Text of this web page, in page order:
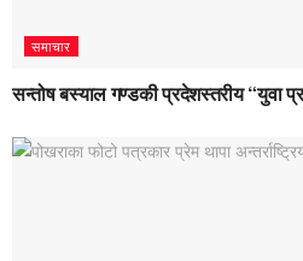
समाचार
सन्तोष बस्याल गण्डकी प्रदेशस्तरीय “युवा